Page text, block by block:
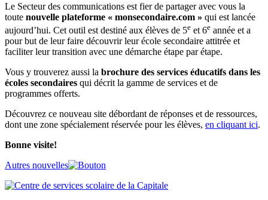
Le Secteur des communications est fier de partager avec vous la
toute nouvelle plateforme « monsecondaire.com » qui est lancée
aujourd’hui. Cet outil est destiné aux élèves de 5e et 6e année et a
pour but de leur faire découvrir leur école secondaire attitrée et
faciliter leur transition avec une démarche étape par étape.
Vous y trouverez aussi la brochure des services éducatifs dans les
écoles secondaires qui décrit la gamme de services et de
programmes offerts.
Découvrez ce nouveau site débordant de réponses et de ressources,
dont une zone spécialement réservée pour les élèves, en cliquant ici.
Bonne visite!
Autres nouvelles